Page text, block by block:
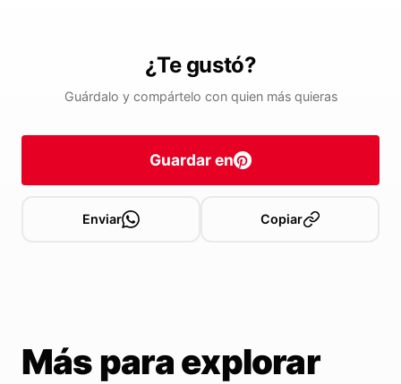
¿Te gustó?
Guárdalo y compártelo con quien más quieras
Guardar en
Enviar Copiar
Más para explorar